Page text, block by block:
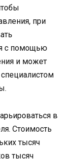
при
с помощью
и может
в
Стоимость
тысяч
тысяч